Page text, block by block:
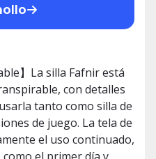
】La silla Fafnir está
con detalles
tanto como silla de
de juego. La tela de
el uso continuado,